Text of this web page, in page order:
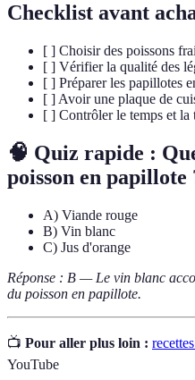
Checklist avant
[ ] Choisir des poissons
[ ] Vérifier la qualité des
[ ] Préparer les papillotes
[ ] Avoir une plaque de
[ ] Contrôler le temps et la
🧠 Quiz rapide :
poisson en papillote
A) Viande rouge
B) Vin blanc
C) Jus d'orange
Réponse : B — Le vin blanc
du poisson en papillote.
📺 Pour aller plus loin :
YouTube